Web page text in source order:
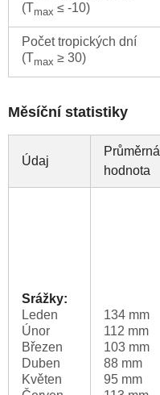
(Tmax ≤ -10)
Počet tropických dní
(Tmax ≥ 30)
Měsíční statistiky
Údaj
Průměrná
hodnota
Srážky:
Leden
Únor
Březen
Duben
Květen
134 mm
112 mm
103 mm
88 mm
95 mm